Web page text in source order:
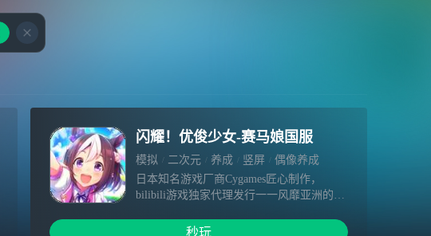
闪耀！优俊少女-赛马娘国服
模拟 二次元 养成 竖屏
偶像养成
日本知名游戏厂商Cygames匠心制作，
bilibili游戏独家代理发行一一风靡亚洲的超
秒玩